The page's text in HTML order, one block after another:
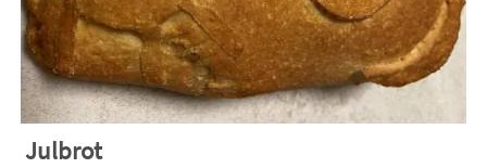
Julbrot